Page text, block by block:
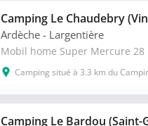
Camping Le Chaudebry
Ardèche - Largentière
Camping situé à 3.3 km du
Camping Le Bardou (Saint-